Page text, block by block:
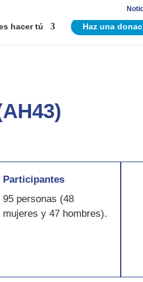
hacer tú Haz una
Participantes
95 personas (48
mujeres y 47 hombres).